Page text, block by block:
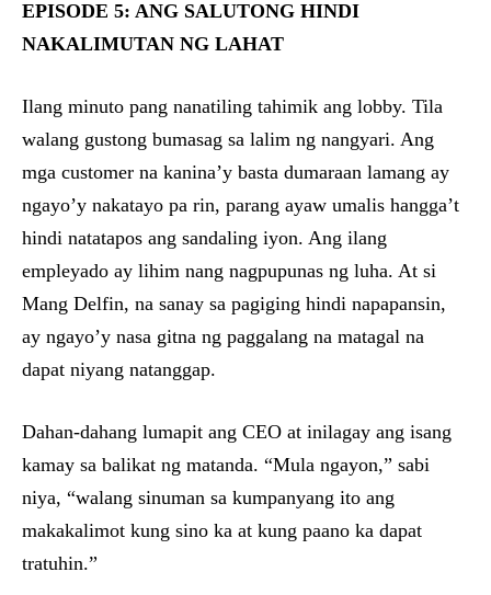
EPISODE 5: ANG SALUTONG HINDI
NAKALIMUTAN NG LAHAT
Ilang minuto pang nanatiling tahimik ang lobby. Tila
walang gustong bumasag sa lalim ng nangyari. Ang
mga customer na kanina’y basta dumaraan lamang ay
ngayo’y nakatayo pa rin, parang ayaw umalis hangga’t
hindi natatapos ang sandaling iyon. Ang ilang
empleyado ay lihim nang nagpupunas ng luha. At si
Mang Delfin, na sanay sa pagiging hindi napapansin,
ay ngayo’y nasa gitna ng paggalang na matagal na
dapat niyang natanggap.
Dahan-dahang lumapit ang CEO at inilagay ang isang
kamay sa balikat ng matanda. “Mula ngayon,” sabi
niya, “walang sinuman sa kumpanyang ito ang
makakalimot kung sino ka at kung paano ka dapat
tratuhin.”